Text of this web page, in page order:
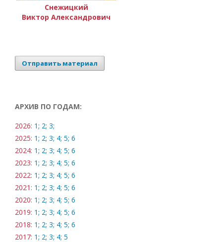
Снежицкий
Виктор Александрович
Отправить материал
АРХИВ ПО ГОДАМ:
2026: 1; 2; 3;
2025: 1; 2; 3; 4; 5; 6
2024: 1; 2; 3; 4; 5; 6
2023: 1; 2; 3; 4; 5; 6
2022: 1; 2; 3; 4; 5; 6
2021: 1; 2; 3; 4; 5; 6
2020: 1; 2; 3; 4; 5; 6
2019: 1; 2; 3; 4; 5; 6
2018: 1; 2; 3; 4; 5; 6
2017: 1; 2; 3; 4; 5